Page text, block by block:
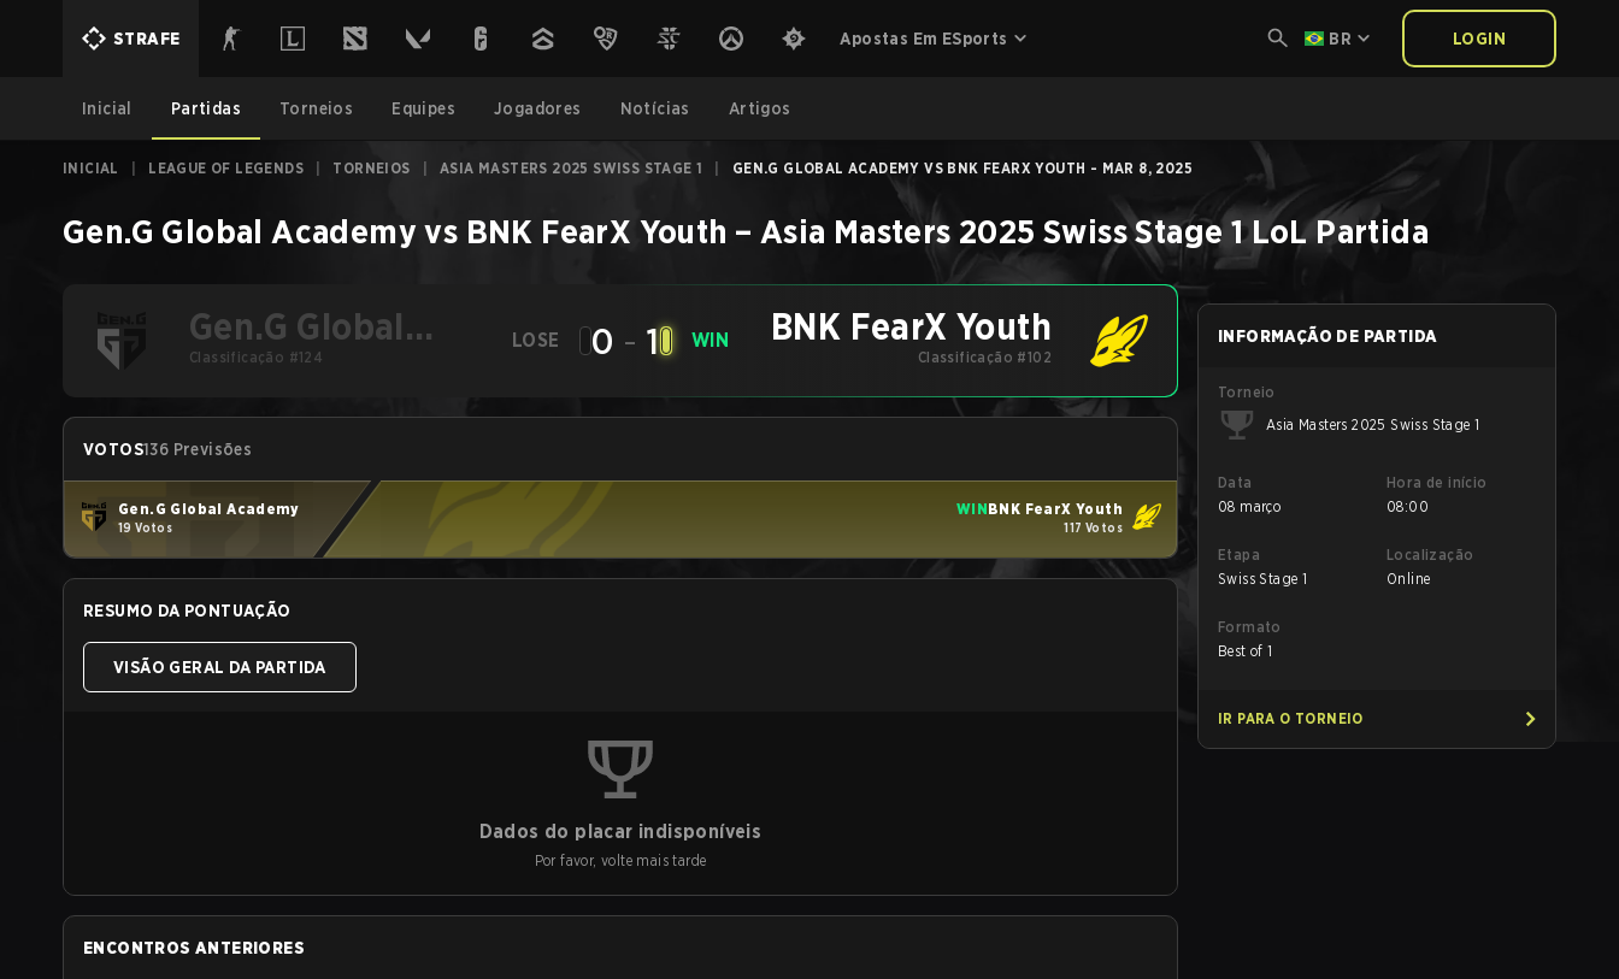
STRAFE Apostas Em ESports BR LOGIN
Inicial Partidas Torneios Equipes Jogadores Notícias Artigos
INICIAL LEAGUE OF LEGENDS TORNEIOS ASIA MASTERS 2025 SWISS STAGE 1 GEN.G GLOBAL ACADEMY VS BNK FEARX YOUTH - MAR 8, 2025
Gen.G Global Academy vs BNK FearX Youth – Asia Masters 2025 Swiss Stage 1 LoL Partida
Gen.G Global
Academy
Classificação #124
LOSE 0 - 1 WIN BNK FearX Youth
Classificação #102
VOTOS136 Previsões
Gen.G Global Academy
19 Votos
WINBNK FearX Youth
117 Votos
RESUMO DA PONTUAÇÃO
VISÃO GERAL DA PARTIDA
Dados do placar indisponíveis
Por favor, volte mais tarde
ENCONTROS ANTERIORES
INFORMAÇÃO DE PARTIDA
Torneio
Asia Masters 2025 Swiss Stage 1
Data
08 março
Hora de início
08:00
Etapa
Swiss Stage 1
Localização
Online
Formato
Best of 1
IR PARA O TORNEIO